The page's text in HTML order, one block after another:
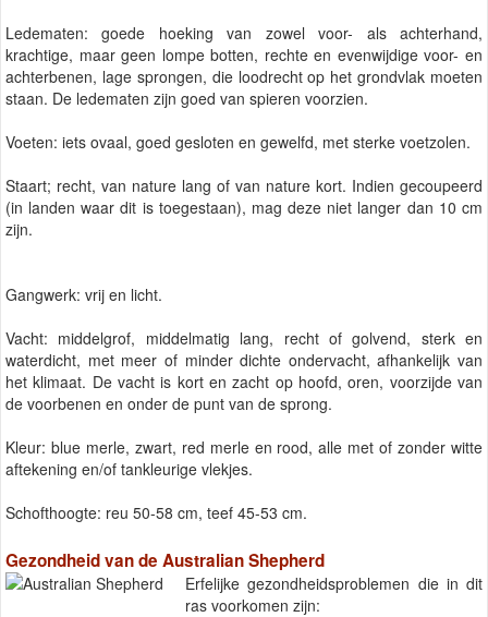
Ledematen: goede hoeking van zowel voor- als achterhand,
krachtige, maar geen lompe botten, rechte en evenwijdige voor- en
achterbenen, lage sprongen, die loodrecht op het grondvlak moeten
staan. De ledematen zijn goed van spieren voorzien.
Voeten: iets ovaal, goed gesloten en gewelfd, met sterke voetzolen.
Staart; recht, van nature lang of van nature kort. Indien gecoupeerd
(in landen waar dit is toegestaan), mag deze niet langer dan 10 cm
zijn.
Gangwerk: vrij en licht.
Vacht: middelgrof, middelmatig lang, recht of golvend, sterk en
waterdicht, met meer of minder dichte ondervacht, afhankelijk van
het klimaat. De vacht is kort en zacht op hoofd, oren, voorzijde van
de voorbenen en onder de punt van de sprong.
Kleur: blue merle, zwart, red merle en rood, alle met of zonder witte
aftekening en/of tankleurige vlekjes.
Schofthoogte: reu 50-58 cm, teef 45-53 cm.
Gezondheid van de Australian Shepherd
Erfelijke gezondheidsproblemen die in dit
ras voorkomen zijn: